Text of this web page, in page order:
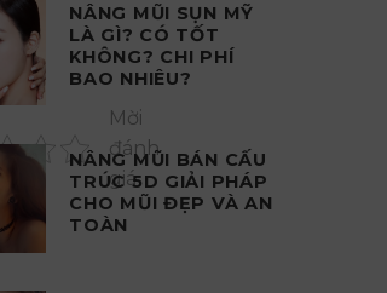
Mời
đánh
giá
NÂNG MŨI SỤN MỸ
LÀ GÌ? CÓ TỐT
KHÔNG? CHI PHÍ
BAO NHIÊU?
NÂNG MŨI BÁN CẤU
TRÚC 5D GIẢI PHÁP
CHO MŨI ĐẸP VÀ AN
TOÀN